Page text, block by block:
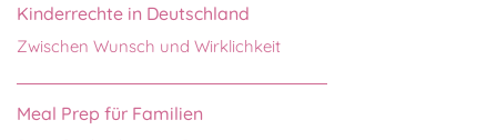
Kinderrechte in Deutschland
Zwischen Wunsch und Wirklichkeit
Meal Prep für Familien